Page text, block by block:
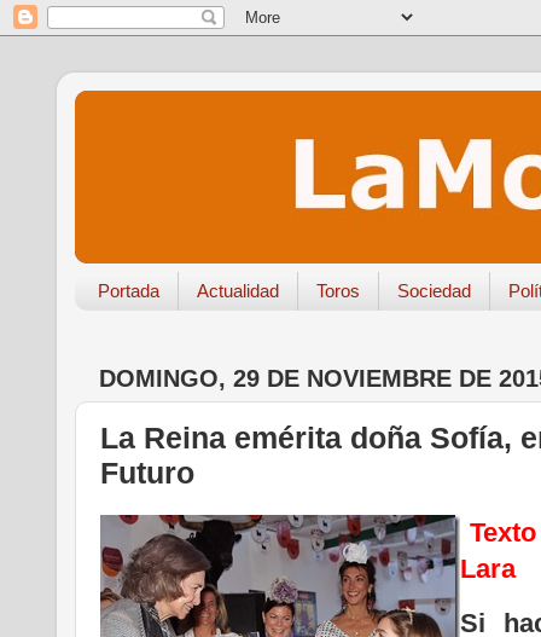
Portada Actualidad Toros Sociedad
DOMINGO, 29 DE NOVIEMBRE DE
La Reina emérita doña Sofía,
Futuro
Lara
Si